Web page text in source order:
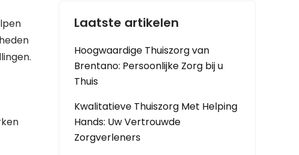
Laatste artikelen
Hoogwaardige Thuiszorg van
Brentano: Persoonlijke Zorg bij u
Thuis
Kwalitatieve Thuiszorg Met Helping
Hands: Uw Vertrouwde
Zorgverleners